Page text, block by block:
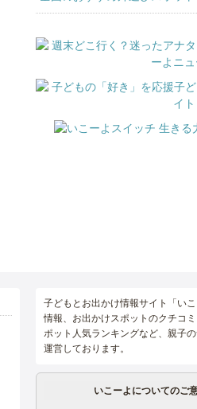
子どもとお出かけ情報サイト「い
情報、お出かけスポットのクチコ
ポット人気ランキングなど、親子
運営しております。
いこーよについてのご